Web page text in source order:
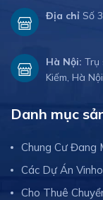
Địa chỉ Số
Hà Nội: Trụ
Kiếm, Hà Nội
Danh mục
Chung Cư Đang
Các Dự Án
Cho Thuê